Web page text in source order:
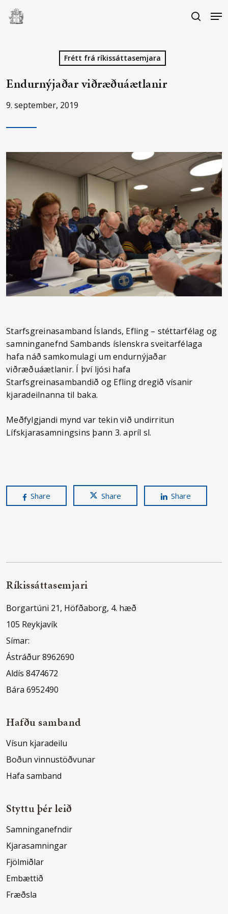
Skip
search
Frétt frá ríkissáttasemjara
Endurnýjaðar viðræðuáætlanir
9. september, 2019
Starfsgreinasamband Íslands, Efling – stéttarfélag og
samninganefnd Sambands íslenskra sveitarfélaga
hafa náð samkomulagi um endurnýjaðar
viðræðuáætlanir. Í því ljósi hafa
Starfsgreinasambandið og Efling dregið vísanir
kjaradeilnanna til baka.
Meðfylgjandi mynd var tekin við undirritun
Lífskjarasamningsins þann 3. apríl sl.
Share Share Share
Ríkissáttasemjari
Borgartúni 21, Höfðaborg, 4. hæð
105 Reykjavík
Símar:
Ástráður 8962690
Aldís 8474672
Bára 6952490
Hafðu samband
Vísun kjaradeilu
Boðun vinnustöðvunar
Hafa samband
Styttu þér leið
Samninganefndir
Kjarasamningar
Fjölmiðlar
Embættið
Fræðsla